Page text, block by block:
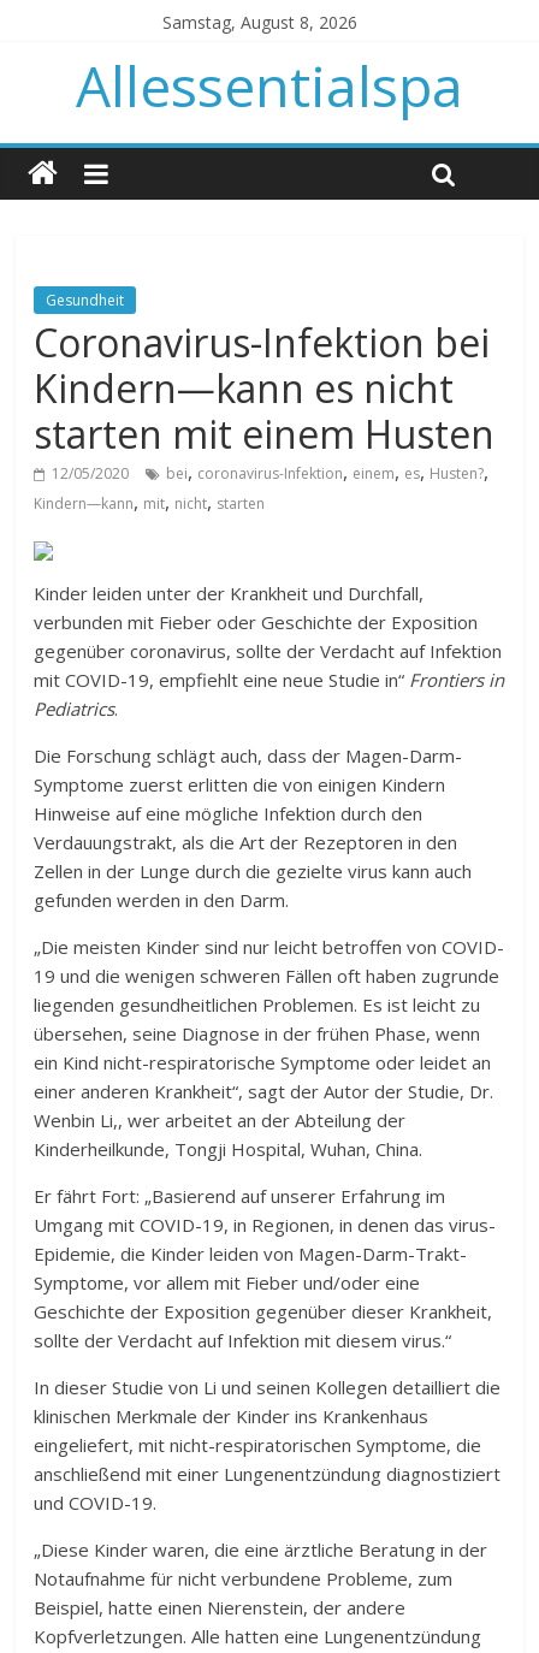
Samstag, August 8, 2026
Allessentialspa
Gesundheit
Coronavirus-Infektion bei
Kindern—kann es nicht
starten mit einem Husten
12/05/2020 bei, coronavirus-Infektion, einem, es, Husten?,
Kindern—kann, mit, nicht, starten
Kinder leiden unter der Krankheit und Durchfall,
verbunden mit Fieber oder Geschichte der Exposition
gegenüber coronavirus, sollte der Verdacht auf Infektion
mit COVID-19, empfiehlt eine neue Studie in“ Frontiers in
Pediatrics.
Die Forschung schlägt auch, dass der Magen-Darm-
Symptome zuerst erlitten die von einigen Kindern
Hinweise auf eine mögliche Infektion durch den
Verdauungstrakt, als die Art der Rezeptoren in den
Zellen in der Lunge durch die gezielte virus kann auch
gefunden werden in den Darm.
„Die meisten Kinder sind nur leicht betroffen von COVID-
19 und die wenigen schweren Fällen oft haben zugrunde
liegenden gesundheitlichen Problemen. Es ist leicht zu
übersehen, seine Diagnose in der frühen Phase, wenn
ein Kind nicht-respiratorische Symptome oder leidet an
einer anderen Krankheit“, sagt der Autor der Studie, Dr.
Wenbin Li,, wer arbeitet an der Abteilung der
Kinderheilkunde, Tongji Hospital, Wuhan, China.
Er fährt Fort: „Basierend auf unserer Erfahrung im
Umgang mit COVID-19, in Regionen, in denen das virus-
Epidemie, die Kinder leiden von Magen-Darm-Trakt-
Symptome, vor allem mit Fieber und/oder eine
Geschichte der Exposition gegenüber dieser Krankheit,
sollte der Verdacht auf Infektion mit diesem virus.“
In dieser Studie von Li und seinen Kollegen detailliert die
klinischen Merkmale der Kinder ins Krankenhaus
eingeliefert, mit nicht-respiratorischen Symptome, die
anschließend mit einer Lungenentzündung diagnostiziert
und COVID-19.
„Diese Kinder waren, die eine ärztliche Beratung in der
Notaufnahme für nicht verbundene Probleme, zum
Beispiel, hatte einen Nierenstein, der andere
Kopfverletzungen. Alle hatten eine Lungenentzündung